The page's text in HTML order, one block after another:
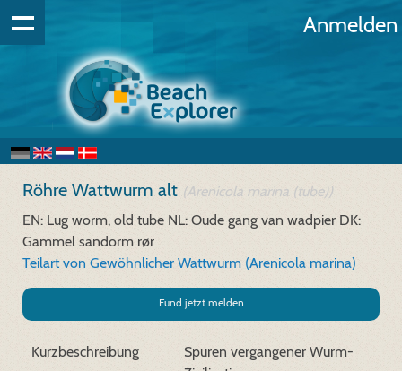
Anmelden
Röhre Wattwurm alt (Arenicola marina (tube))
EN: Lug worm, old tube NL: Oude gang van wadpier DK:
Gammel sandorm rør
Teilart von Gewöhnlicher Wattwurm (Arenicola marina)
Fund jetzt melden
Kurzbeschreibung
Spuren vergangener Wurm-